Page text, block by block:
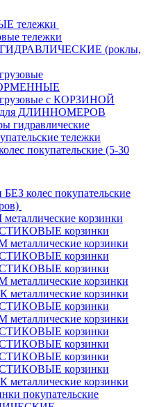
тележки
тележки
ГИДРАВЛИЧЕСКИЕ (роклы,
с КОРЗИНОЙ
для ДЛИННОМЕРОВ
гидравлические
тележки
покупательские (5-30
колес покупательские
корзинки
корзинки
корзинки
корзинки
корзинки
корзинки
корзинки
корзинки
корзинки
корзинки
корзинки
корзинки
корзинки
корзинки
покупательские